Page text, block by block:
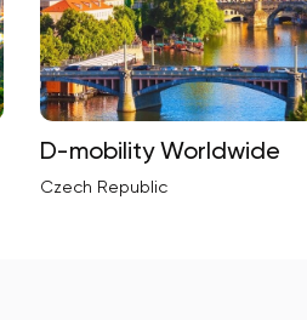
D-mobility Worldwide
Czech Republic